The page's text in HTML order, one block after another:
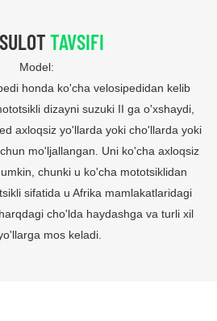
TAVSIFI
Model:
honda ko'cha velosipedidan kelib
dizayni suzuki II ga o'xshaydi,
axloqsiz yo'llarda yoki cho'llarda yoki
mo'ljallangan. Uni ko'cha axloqsiz
chunki u ko'cha mototsiklidan
sifatida u Afrika mamlakatlaridagi
cho'lda haydashga va turli xil
mos keladi.